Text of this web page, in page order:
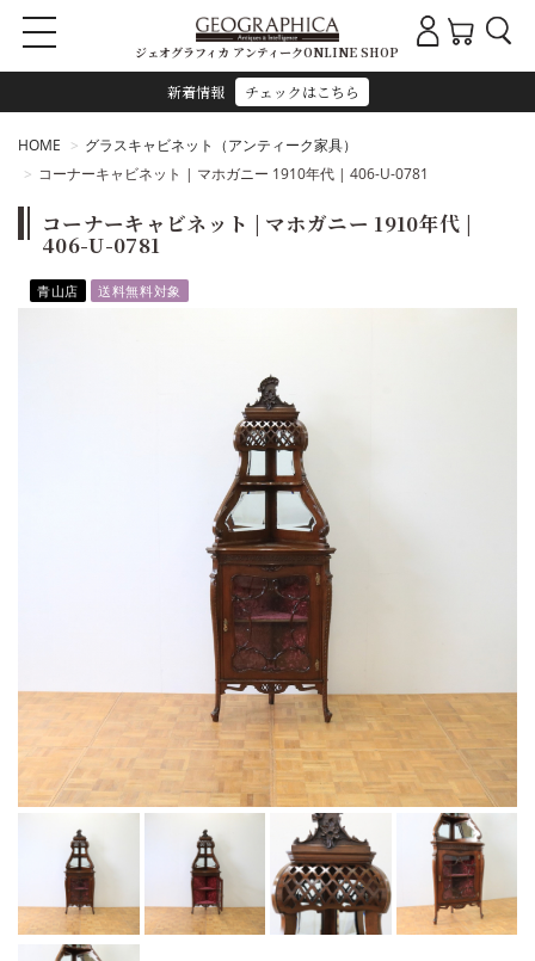
新着情報 チェックはこちら
ジェオグラフィカ アンティークONLINE SHOP
HOME
グラスキャビネット（アンティーク家具）
コーナーキャビネット | マホガニー 1910年代 | 406-U-0781
コーナーキャビネット | マホガニー 1910年代 |
406-U-0781
青山店 送料無料対象